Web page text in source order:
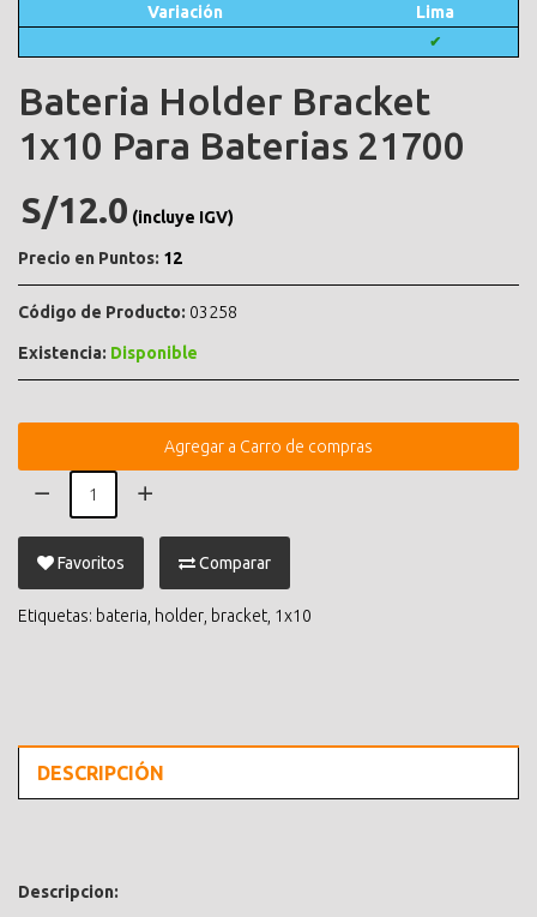
Variación Lima
✔
Bateria Holder Bracket
1x10 Para Baterias 21700
S/12.0 (incluye IGV)
Precio en Puntos: 12
Código de Producto: 03258
Existencia: Disponible
Agregar a Carro de compras
Favoritos Comparar
Etiquetas: bateria holder bracket 1x10
DESCRIPCIÓN
Descripcion: